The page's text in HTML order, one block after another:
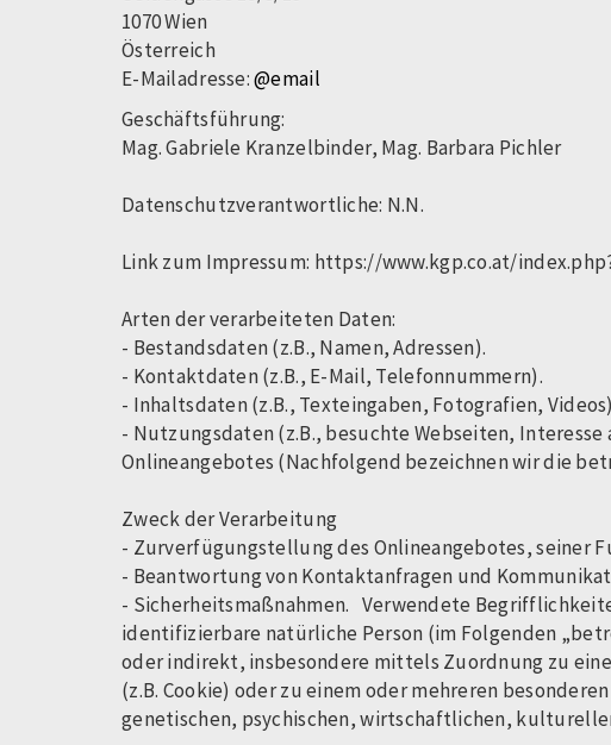
1070 Wien
Österreich
E-Mailadresse:@email
Geschäftsführung:
Mag. Gabriele Kranzelbinder, Mag. Barbara Pichler
Datenschutzverantwortliche: N.N.
Link zum Impressum: https://www.kgp.co.at/
Arten der verarbeiteten Daten:
- Bestandsdaten (z.B., Namen, Adressen).
- Kontaktdaten (z.B., E-Mail, Telefonnummern).
- Inhaltsdaten (z.B., Texteingaben, Fotografien,
- Nutzungsdaten (z.B., besuchte Webseiten,
Onlineangebotes (Nachfolgend bezeichnen wir die
Zweck der Verarbeitung
- Zurverfügungstellung des Onlineangebotes, seiner
- Beantwortung von Kontaktanfragen und
- Sicherheitsmaßnahmen. Verwendete
identifizierbare natürliche Person (im Folgenden
oder indirekt, insbesondere mittels Zuordnung zu
(z.B. Cookie) oder zu einem oder mehreren
genetischen, psychischen, wirtschaftlichen,